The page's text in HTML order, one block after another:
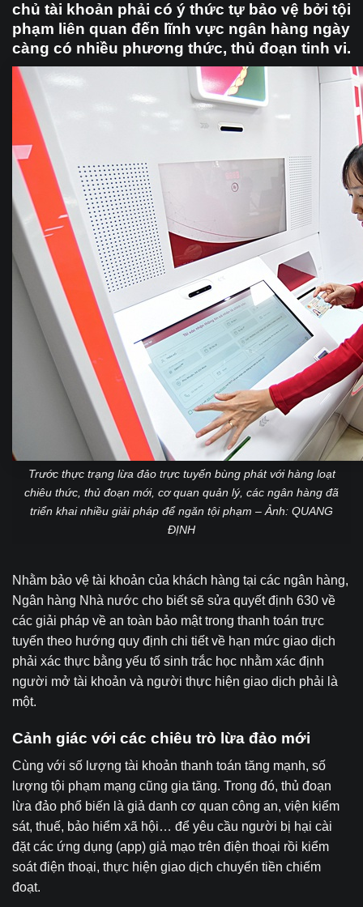
chủ tài khoản phải có ý thức tự bảo vệ bởi tội
phạm liên quan đến lĩnh vực ngân hàng ngày
càng có nhiều phương thức, thủ đoạn tinh vi.
Trước thực trạng lừa đảo trực tuyến bùng phát với hàng loạt
chiêu thức, thủ đoạn mới, cơ quan quản lý, các ngân hàng đã
triển khai nhiều giải pháp để ngăn tội phạm – Ảnh: QUANG
ĐỊNH
Nhằm bảo vệ tài khoản của khách hàng tại các ngân hàng,
Ngân hàng Nhà nước cho biết sẽ sửa quyết định 630 về
các giải pháp về an toàn bảo mật trong thanh toán trực
tuyến theo hướng quy định chi tiết về hạn mức giao dịch
phải xác thực bằng yếu tố sinh trắc học nhằm xác định
người mở tài khoản và người thực hiện giao dịch phải là
một.
Cảnh giác với các chiêu trò lừa đảo mới
Cùng với số lượng tài khoản thanh toán tăng mạnh, số
lượng tội phạm mạng cũng gia tăng. Trong đó, thủ đoạn
lừa đảo phổ biến là giả danh cơ quan công an, viện kiểm
sát, thuế, bảo hiểm xã hội… để yêu cầu người bị hại cài
đặt các ứng dụng (app) giả mạo trên điện thoại rồi kiểm
soát điện thoại, thực hiện giao dịch chuyển tiền chiếm
đoạt.